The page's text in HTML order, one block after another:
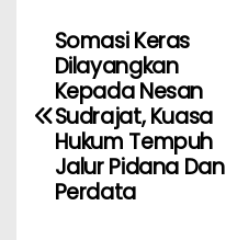
Somasi Keras
Dilayangkan
Kepada Nesan
Sudrajat, Kuasa
Hukum Tempuh
Jalur Pidana Dan
Perdata